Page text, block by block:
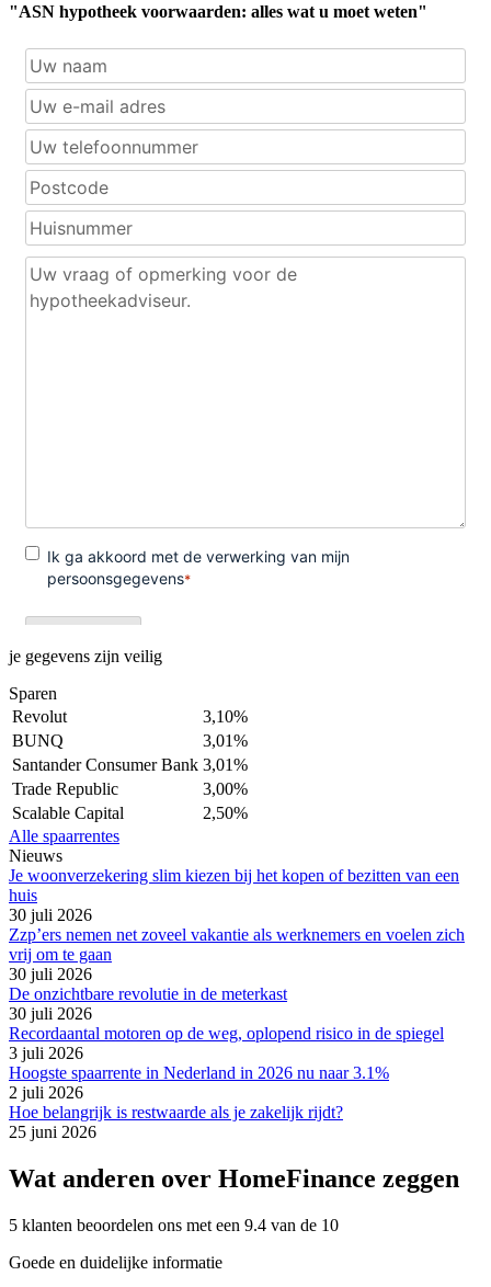
"ASN hypotheek voorwaarden: alles wat u moet weten"
je gegevens zijn veilig
Sparen
Revolut
3,10%
BUNQ
3,01%
Santander Consumer Bank 3,01%
Trade Republic
3,00%
Scalable Capital
2,50%
Alle spaarrentes
Nieuws
Je woonverzekering slim kiezen bij het kopen of bezitten van een
huis
30 juli 2026
Zzp’ers nemen net zoveel vakantie als werknemers en voelen zich
vrij om te gaan
30 juli 2026
De onzichtbare revolutie in de meterkast
30 juli 2026
Recordaantal motoren op de weg, oplopend risico in de spiegel
3 juli 2026
Hoogste spaarrente in Nederland in 2026 nu naar 3.1%
2 juli 2026
Hoe belangrijk is restwaarde als je zakelijk rijdt?
25 juni 2026
Wat anderen over HomeFinance zeggen
5 klanten beoordelen ons met een 9.4 van de 10
Goede en duidelijke informatie